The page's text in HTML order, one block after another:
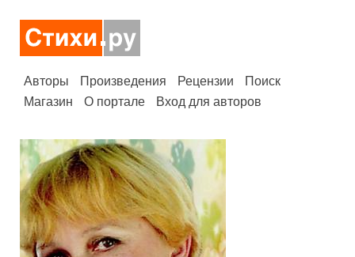
Авторы Произведения Рецензии
Поиск
Магазин
О портале Вход для авторов